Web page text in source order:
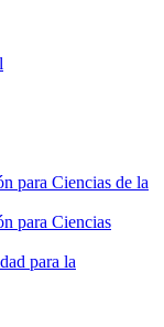
para Ciencias de la
para Ciencias
para la